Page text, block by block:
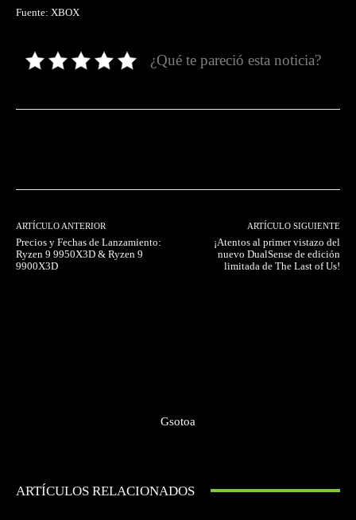
Fuente: XBOX
¿Qué te pareció esta noticia?
ARTÍCULO ANTERIOR
Precios y Fechas de Lanzamiento:
Ryzen 9 9950X3D & Ryzen 9
9900X3D
ARTÍCULO SIGUIENTE
¡Atentos al primer vistazo del
nuevo DualSense de edición
limitada de The Last of Us!
Gsotoa
ARTÍCULOS RELACIONADOS